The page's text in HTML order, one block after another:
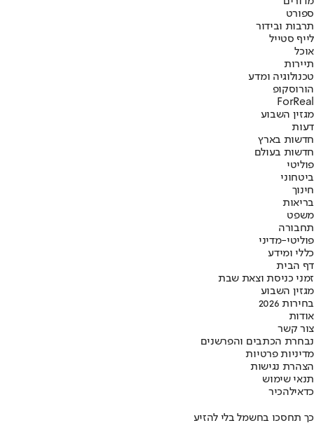
ספורט
תרבות ובידור
לייף סטייל
אוכל
תיירות
טכנולוגיה ומדע
הורוסקופ
ForReal
מגזין השבוע
דעות
חדשות בארץ
חדשות בעולם
פוליטי
ביטחוני
חינוך
בריאות
משפט
תחבורה
פוליטי-מדיני
כללי ומידע
דף הבית
זמני כניסת וצאת שבת
מגזין השבוע
בחירות 2026
אודות
צור קשר
נבחרת הכתבים והפרשנים
מדיניות פרטיות
הצהרת נגישות
תנאי שימוש
כדאילהכיר
כך תחסכו בחשמל בלי להזיע